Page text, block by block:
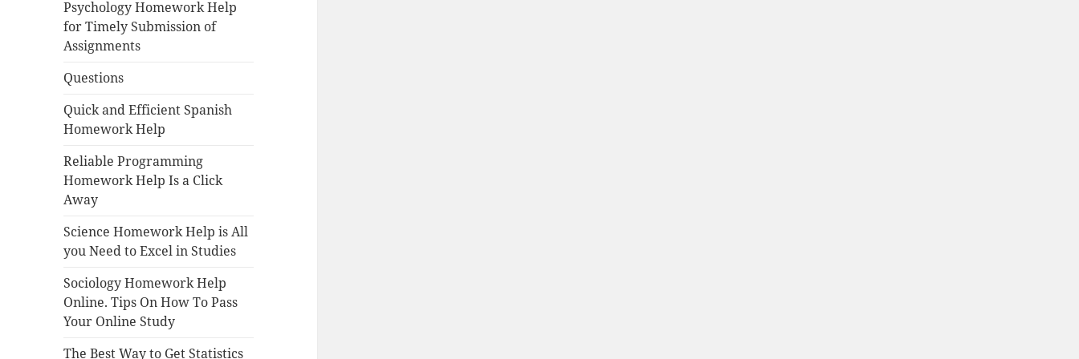
Psychology Homework Help
for Timely Submission of
Assignments
Questions
Quick and Efficient Spanish
Homework Help
Reliable Programming
Homework Help Is a Click
Away
Science Homework Help is All
you Need to Excel in Studies
Sociology Homework Help
Online. Tips On How To Pass
Your Online Study
The Best Way to Get Statistics